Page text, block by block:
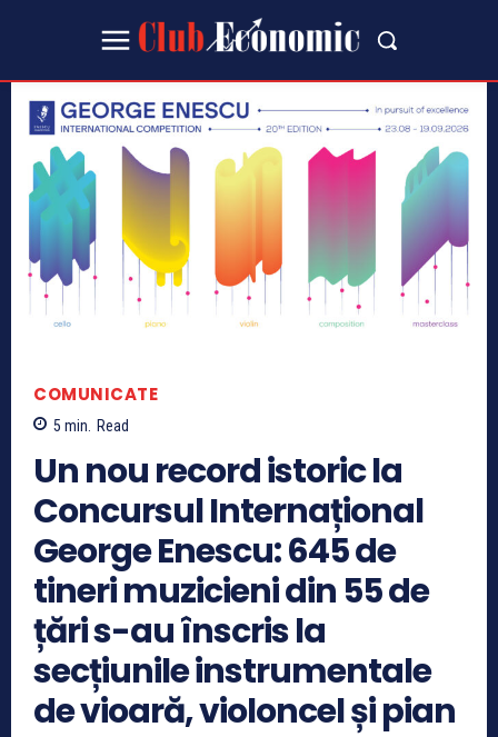
COMUNICATE
5 min. Read
Un nou record istoric la
Concursul Internațional
George Enescu: 645 de
tineri muzicieni din 55 de
țări s-au înscris la
secțiunile instrumentale
de vioară, violoncel și pian